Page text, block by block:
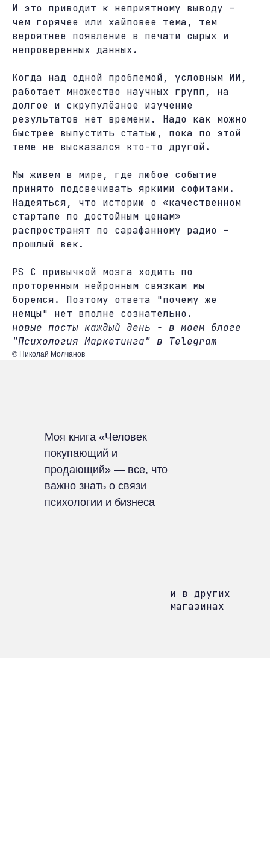
И это приводит к неприятному выводу –
чем горячее или хайповее тема, тем
вероятнее появление в печати сырых и
непроверенных данных.
Когда над одной проблемой, условным ИИ,
работает множество научных групп, на
долгое и скрупулёзное изучение
результатов нет времени. Надо как можно
быстрее выпустить статью, пока по этой
теме не высказался кто-то другой.
Мы живем в мире, где любое событие
принято подсвечивать яркими софитами.
Надеяться, что историю о «качественном
стартапе по достойным ценам»
распространят по сарафанному радио –
прошлый век.
PS С привычкой мозга ходить по
проторенным нейронным связкам мы
боремся. Поэтому ответа "почему же
немцы" нет вполне сознательно.
новые посты каждый день - в моем блоге
"Психология Маркетинга" в Telegram
© Николай Молчанов
Моя книга «Человек
покупающий и
продающий» — все, что
важно знать о связи
психологии и бизнеса
и в других
магазинах